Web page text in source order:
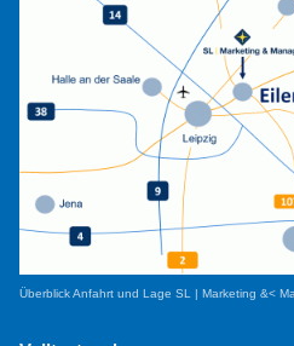
Überblick Anfahrt und Lage SL | Marketing &<